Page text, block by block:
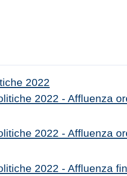
2022
2022 - Affluenza
2022 - Affluenza
2022 - Affluenza